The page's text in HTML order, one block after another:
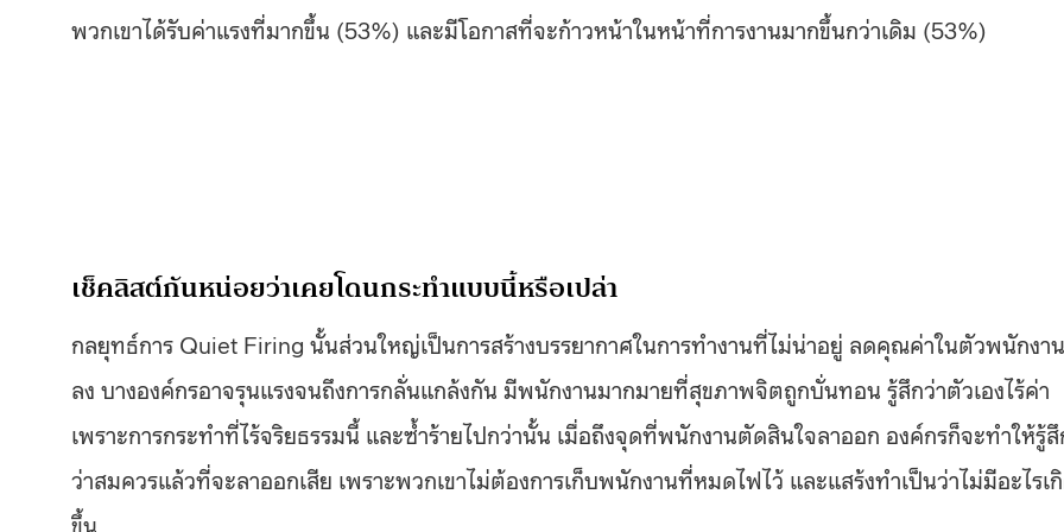
พวกเขาได้รับค่าแรงที่มากขึ้น (53%) และมีโอกาสที่จะก้าวหน้าในหน้าที่การงานมากขึ้นกว่าเดิม (53%)
เช็คลิสต์กันหน่อยว่าเคยโดนกระทำแบบนี้หรือเปล่า
กลยุทธ์การ Quiet Firing นั้นส่วนใหญ่เป็นการสร้างบรรยากาศในการทำงานที่ไม่น่าอยู่ ลดคุณค่าในตัวพนักงาน
ลง บางองค์กรอาจรุนแรงจนถึงการกลั่นแกล้งกัน มีพนักงานมากมายที่สุขภาพจิตถูกบั่นทอน รู้สึกว่าตัวเองไร้ค่า
เพราะการกระทำที่ไร้จริยธรรมนี้ และซ้ำร้ายไปกว่านั้น เมื่อถึงจุดที่พนักงานตัดสินใจลาออก องค์กรก็จะทำให้รู้
ว่าสมควรแล้วที่จะลาออกเสีย เพราะพวกเขาไม่ต้องการเก็บพนักงานที่หมดไฟไว้ และแสร้งทำเป็นว่าไม่มีอะไรเ
ขึ้น